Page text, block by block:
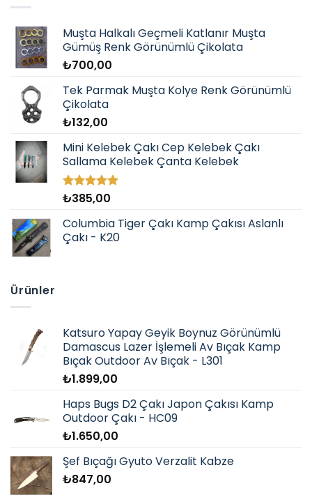
Muşta Halkalı Geçmeli Katlanır Muşta
Gümüş Renk Görünümlü Çikolata
₺700,00
Tek Parmak Muşta Kolye Renk Görünümlü
Çikolata
₺132,00
Mini Kelebek Çakı Cep Kelebek Çakı
Sallama Kelebek Çanta Kelebek
5 üzerinden
aldı
₺385,00
Columbia Tiger Çakı Kamp Çakısı Aslanlı
Çakı - K20
Ürünler
Katsuro Yapay Geyik Boynuz Görünümlü
Damascus Lazer İşlemeli Av Bıçak Kamp
Bıçak Outdoor Av Bıçak - L301
₺1.899,00
Haps Bugs D2 Çakı Japon Çakısı Kamp
Outdoor Çakı - HC09
₺1.650,00
Şef Bıçağı Gyuto Verzalit Kabze
₺847,00